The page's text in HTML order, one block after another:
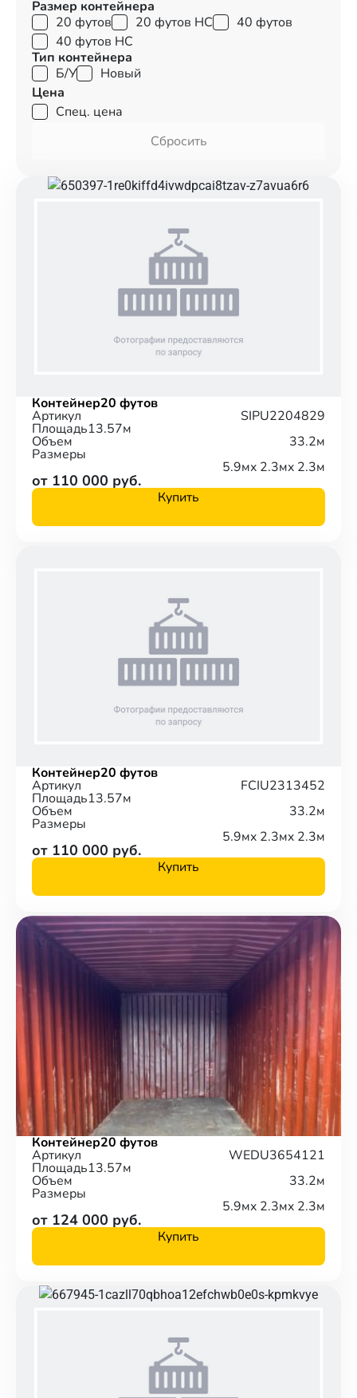
Размер контейнера
20 футов
20 футов HC
40 футов
40 футов HC
Тип контейнера
Б/У
Новый
Цена
Спец. цена
Сбросить
Контейнер20 футов
Артикул SIPU2204829
Площадь13.57м
Объем 33.2м
Размеры
5.9мx 2.3мx 2.3м
от 110 000 руб.
Купить
Контейнер20 футов
Артикул FCIU2313452
Площадь13.57м
Объем 33.2м
Размеры
5.9мx 2.3мx 2.3м
от 110 000 руб.
Купить
Контейнер20 футов
Артикул WEDU3654121
Площадь13.57м
Объем 33.2м
Размеры
5.9мx 2.3мx 2.3м
от 124 000 руб.
Купить